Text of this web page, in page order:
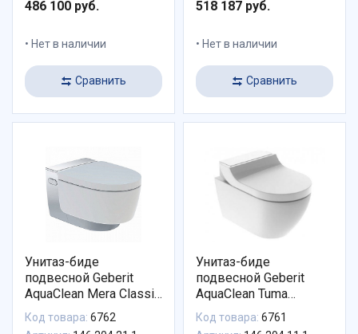
486 100 руб.
Нет в наличии
Сравнить
518 187 руб.
Нет в наличии
Сравнить
Унитаз-биде
подвесной Geberit
AquaClean Mera Classic
146.204.21.1 панель
хром
Код товара: 6762
Унитаз-биде
подвесной Geberit
AquaClean Tuma
146.294.11.1
безободковый
Код товара: 6761